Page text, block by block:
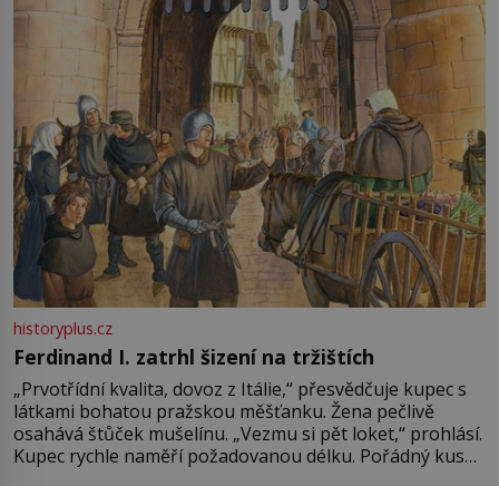
Francie, kde se traduje,
historyplus.cz
Ferdinand I. zatrhl šizení na tržištích
„Prvotřídní kvalita, dovoz z Itálie,“ přesvědčuje kupec s
látkami bohatou pražskou měšťanku. Žena pečlivě
osahává štůček mušelínu. „Vezmu si pět loket,“ prohlásí.
Kupec rychle naměří požadovanou délku. Pořádný kus